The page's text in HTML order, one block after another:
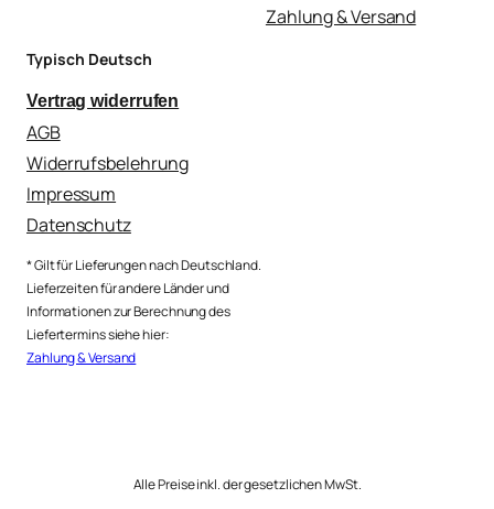
Zahlung & Versand
Typisch Deutsch
Vertrag widerrufen
AGB
Widerrufsbelehrung
Impressum
Datenschutz
* Gilt für Lieferungen nach Deutschland.
Lieferzeiten für andere Länder und
Informationen zur Berechnung des
Liefertermins siehe hier:
Zahlung & Versand
Alle Preise inkl. der gesetzlichen MwSt.